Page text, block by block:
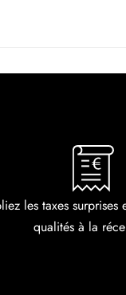
les taxes surprises
qualités à la